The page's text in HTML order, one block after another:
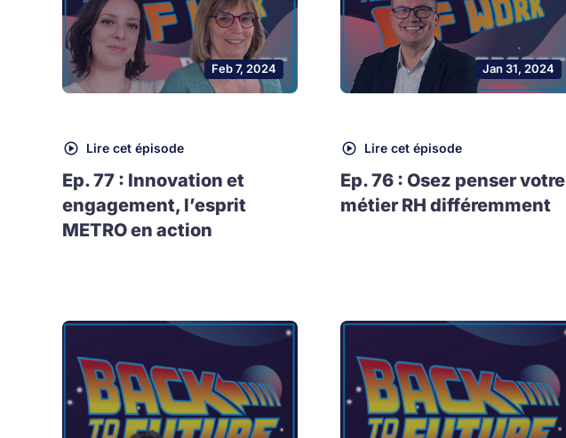
Feb 7, 2024
Lire cet épisode
Ep. 77 : Innovation et
engagement, l’esprit
METRO en action
Jan 31, 2024
Lire cet épisode
Ep. 76 : Osez penser votre
métier RH différemment